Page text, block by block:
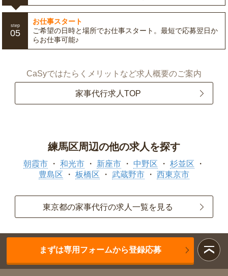
step
05
お仕事スタート
ご希望の日時と場所でお仕事スタート。最短で応募翌日か
らお仕事可能♪
CaSyではたらくメリットなど求人概要のご案内
家事代行求人TOP
練馬区周辺の他の求人を探す
朝霞市 和光市 新座市 中野区
杉並区
豊島区
板橋区 武蔵野市 西東京市
東京都の家事代行の求人一覧を見る
まずは専用フォームから登録応募